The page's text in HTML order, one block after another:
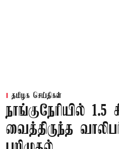
தமிழக செய்திகள்
நாங்குநேரியில்
வைத்திருந்த